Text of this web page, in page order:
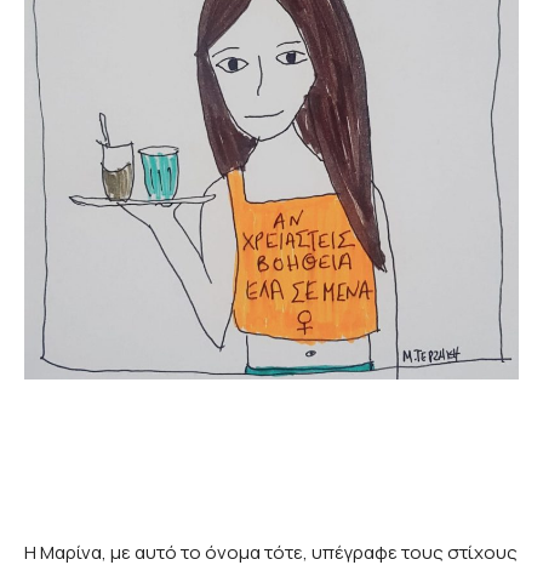
Η Μαρίνα, με αυτό το όνομα τότε, υπέγραφε τους στίχους